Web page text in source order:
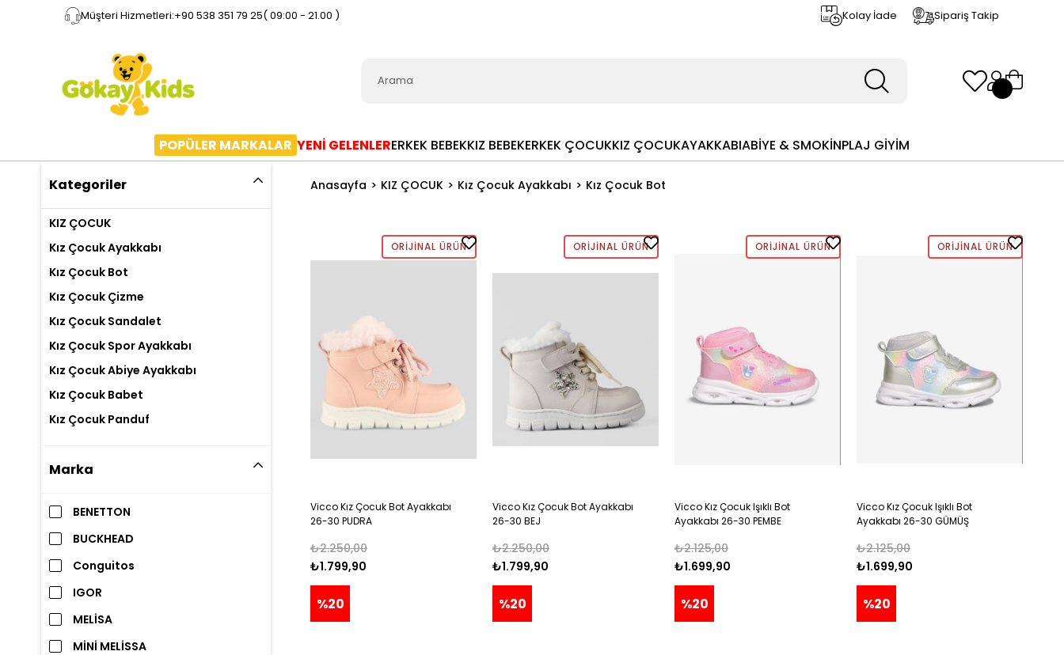
Müşteri Hizmetleri:+90 538 351 79 25( 09:00 - 21.00 ) Kolay İade Sipariş Takip
POPÜLER MARKALAR YENİ GELENLERERKEK BEBEKKIZ BEBEKERKEK ÇOCUKKIZ ÇOCUKAYAKKABIABİYE & SMOKİNPLAJ GİYİM
Kategoriler
KIZ ÇOCUK
Kız Çocuk Ayakkabı
Kız Çocuk Bot
Kız Çocuk Çizme
Kız Çocuk Sandalet
Kız Çocuk Spor Ayakkabı
Kız Çocuk Abiye Ayakkabı
Kız Çocuk Babet
Kız Çocuk Panduf
Marka
BENETTON
BUCKHEAD
Conguitos
IGOR
MELİSA
MİNİ MELİSSA
Anasayfa KIZ ÇOCUK Kız Çocuk Ayakkabı Kız Çocuk Bot
ORIJINAL ÜRÜN
Vicco Kız Çocuk Bot Ayakkabı
26-30 PUDRA
₺1.799,90
₺2.250,00
%20
ORIJINAL ÜRÜN
Vicco Kız Çocuk Bot Ayakkabı
26-30 BEJ
₺1.799,90
₺2.250,00
%20
ORIJINAL ÜRÜN
Vicco Kız Çocuk Işıklı Bot
Ayakkabı 26-30 PEMBE
₺1.699,90
₺2.125,00
%20
ORIJINAL ÜRÜN
Vicco Kız Çocuk Işıklı Bot
Ayakkabı 26-30 GÜMÜŞ
₺1.699,90
₺2.125,00
%20